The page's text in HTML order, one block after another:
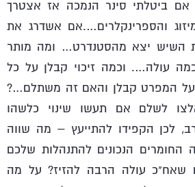
– אם ביטלתי סינר הנמכה אז אצטרך
והספרינקלרים….אם אשדרג את
השיש יצא מהסטנדרט… ומה מותר
עולה…. וכמה זיכוי קבלן על כל
על המפרט קבלן והאם זה משתלם…?
לשלם אם תעשו שינוי כלשהו
לכן הקפידו להתייעץ – מה שווה
החומרים הנכונים להתנהלות שלכם
שאח"כ עולה הרבה להזיז? על מה